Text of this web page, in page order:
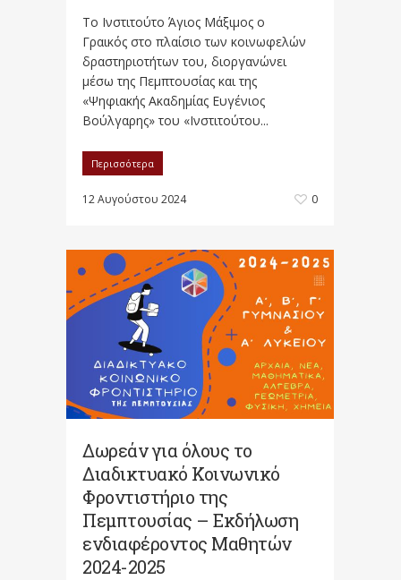
Το Ινστιτούτο Άγιος Μάξιμος ο
Γραικός στο πλαίσιο των κοινωφελών
δραστηριοτήτων του, διοργανώνει
μέσω της Πεμπτουσίας και της
«Ψηφιακής Ακαδημίας Ευγένιος
Βούλγαρης» του «Ινστιτούτου...
Περισσότερα
12 Αυγούστου 2024 0
Δωρεάν για όλους το
Διαδικτυακό Κοινωνικό
Φροντιστήριο της
Πεμπτουσίας – Εκδήλωση
ενδιαφέροντος Μαθητών
2024-2025